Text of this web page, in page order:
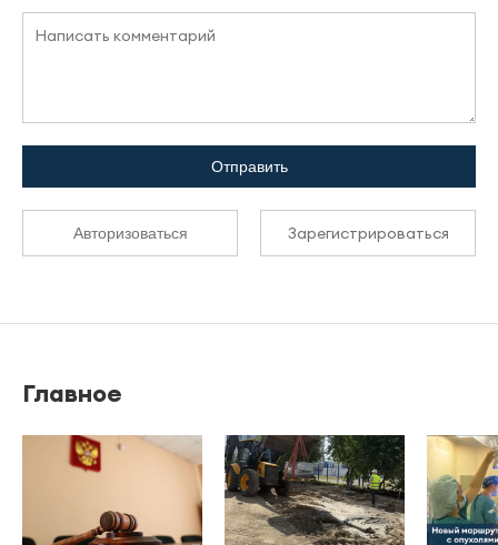
Отправить
Авторизоваться Зарегистрироваться
Главное